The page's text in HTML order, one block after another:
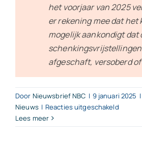
het voorjaar van 2025
er rekening mee dat het
mogelijk aankondigt dat
afgeschaft, versoberd
Door Nieuwsbrief NBC | 9 januari 2025 |
Nieuws | Reacties uitgeschakeldvoor
Lees meer